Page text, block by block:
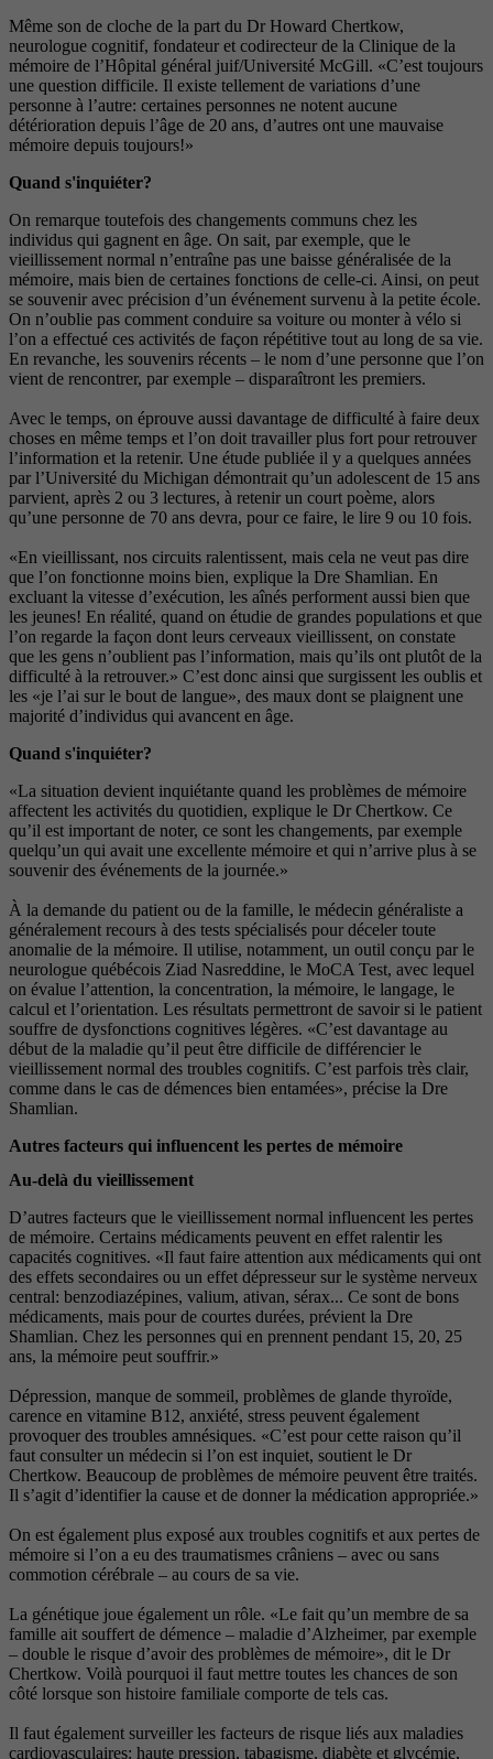
Même son de cloche de la part du Dr Howard Chertkow,
neurologue cognitif, fondateur et codirecteur de la Clinique de la
mémoire de l’Hôpital général juif/Université McGill. «C’est toujours
une question difficile. Il existe tellement de variations d’une
personne à l’autre: certaines personnes ne notent aucune
détérioration depuis l’âge de 20 ans, d’autres ont une mauvaise
mémoire depuis toujours!»
Quand s'inquiéter?
On remarque toutefois des changements communs chez les
individus qui gagnent en âge. On sait, par exemple, que le
vieillissement normal n’entraîne pas une baisse généralisée de la
mémoire, mais bien de certaines fonctions de celle-ci. Ainsi, on peut
se souvenir avec précision d’un événement survenu à la petite école.
On n’oublie pas comment conduire sa voiture ou monter à vélo si
l’on a effectué ces activités de façon répétitive tout au long de sa vie.
En revanche, les souvenirs récents – le nom d’une personne que l’on
vient de rencontrer, par exemple – disparaîtront les premiers.
Avec le temps, on éprouve aussi davantage de difficulté à faire deux
choses en même temps et l’on doit travailler plus fort pour retrouver
l’information et la retenir. Une étude publiée il y a quelques années
par l’Université du Michigan démontrait qu’un adolescent de 15 ans
parvient, après 2 ou 3 lectures, à retenir un court poème, alors
qu’une personne de 70 ans devra, pour ce faire, le lire 9 ou 10 fois.
«En vieillissant, nos circuits ralentissent, mais cela ne veut pas dire
que l’on fonctionne moins bien, explique la Dre Shamlian. En
excluant la vitesse d’exécution, les aînés performent aussi bien que
les jeunes! En réalité, quand on étudie de grandes populations et que
l’on regarde la façon dont leurs cerveaux vieillissent, on constate
que les gens n’oublient pas l’information, mais qu’ils ont plutôt de la
difficulté à la retrouver.» C’est donc ainsi que surgissent les oublis et
les «je l’ai sur le bout de langue», des maux dont se plaignent une
majorité d’individus qui avancent en âge.
Quand s'inquiéter?
«La situation devient inquiétante quand les problèmes de mémoire
affectent les activités du quotidien, explique le Dr Chertkow. Ce
qu’il est important de noter, ce sont les changements, par exemple
quelqu’un qui avait une excellente mémoire et qui n’arrive plus à se
souvenir des événements de la journée.»
À la demande du patient ou de la famille, le médecin généraliste a
généralement recours à des tests spécialisés pour déceler toute
anomalie de la mémoire. Il utilise, notamment, un outil conçu par le
neurologue québécois Ziad Nasreddine, le MoCA Test, avec lequel
on évalue l’attention, la concentration, la mémoire, le langage, le
calcul et l’orientation. Les résultats permettront de savoir si le patient
souffre de dysfonctions cognitives légères. «C’est davantage au
début de la maladie qu’il peut être difficile de différencier le
vieillissement normal des troubles cognitifs. C’est parfois très clair,
comme dans le cas de démences bien entamées», précise la Dre
Shamlian.
Autres facteurs qui influencent les pertes de mémoire
Au-delà du vieillissement
D’autres facteurs que le vieillissement normal influencent les pertes
de mémoire. Certains médicaments peuvent en effet ralentir les
capacités cognitives. «Il faut faire attention aux médicaments qui ont
des effets secondaires ou un effet dépresseur sur le système nerveux
central: benzodiazépines, valium, ativan, sérax... Ce sont de bons
médicaments, mais pour de courtes durées, prévient la Dre
Shamlian. Chez les personnes qui en prennent pendant 15, 20, 25
ans, la mémoire peut souffrir.»
Dépression, manque de sommeil, problèmes de glande thyroïde,
carence en vitamine B12, anxiété, stress peuvent également
provoquer des troubles amnésiques. «C’est pour cette raison qu’il
faut consulter un médecin si l’on est inquiet, soutient le Dr
Chertkow. Beaucoup de problèmes de mémoire peuvent être traités.
Il s’agit d’identifier la cause et de donner la médication appropriée.»
On est également plus exposé aux troubles cognitifs et aux pertes de
mémoire si l’on a eu des traumatismes crâniens – avec ou sans
commotion cérébrale – au cours de sa vie.
La génétique joue également un rôle. «Le fait qu’un membre de sa
famille ait souffert de démence – maladie d’Alzheimer, par exemple
– double le risque d’avoir des problèmes de mémoire», dit le Dr
Chertkow. Voilà pourquoi il faut mettre toutes les chances de son
côté lorsque son histoire familiale comporte de tels cas.
Il faut également surveiller les facteurs de risque liés aux maladies
cardiovasculaires: haute pression, tabagisme, diabète et glycémie,